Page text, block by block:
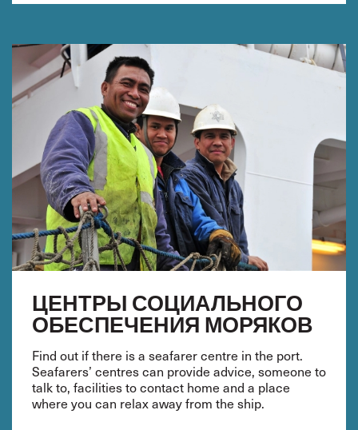
ЦЕНТРЫ СОЦИАЛЬНОГО
ОБЕСПЕЧЕНИЯ МОРЯКОВ
Find out if there is a seafarer centre in the port.
Seafarers’ centres can provide advice, someone to
talk to, facilities to contact home and a place
where you can relax away from the ship.